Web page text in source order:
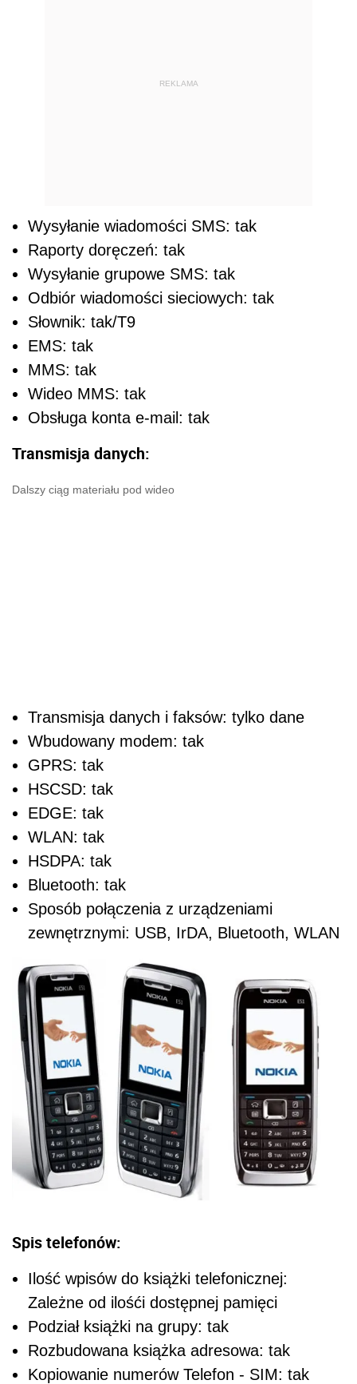
REKLAMA
Wysyłanie wiadomości SMS: tak
Raporty doręczeń: tak
Wysyłanie grupowe SMS: tak
Odbiór wiadomości sieciowych: tak
Słownik: tak/T9
EMS: tak
MMS: tak
Wideo MMS: tak
Obsługa konta e-mail: tak
Transmisja danych:
Dalszy ciąg materiału pod wideo
Transmisja danych i faksów: tylko dane
Wbudowany modem: tak
GPRS: tak
HSCSD: tak
EDGE: tak
WLAN: tak
HSDPA: tak
Bluetooth: tak
Sposób połączenia z urządzeniami
zewnętrznymi: USB, IrDA, Bluetooth, WLAN
Spis telefonów:
Ilość wpisów do książki telefonicznej:
Zależne od ilośći dostępnej pamięci
Podział książki na grupy: tak
Rozbudowana książka adresowa: tak
Kopiowanie numerów Telefon - SIM: tak